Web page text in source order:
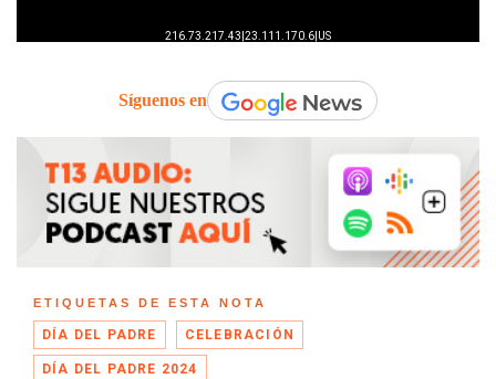
Síguenos en
ETIQUETAS DE ESTA NOTA
DÍA DEL PADRE CELEBRACIÓN
DÍA DEL PADRE 2024